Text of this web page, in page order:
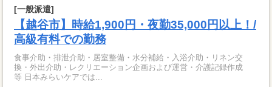
[一般派遣]
【越谷市】時給1,900円・夜勤35,000円以上！/
高級有料での勤務
食事介助・排泄介助・居室整備・水分補給・入浴介助・リネン交
換・外出介助・レクリエーション企画および運営・介護記録作成
等 日本みらいケアでは...